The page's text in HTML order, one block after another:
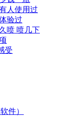
人使用过
验过
喷 喷几下
受
件）